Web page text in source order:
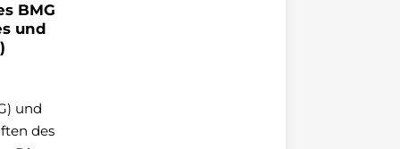
BMG
und
und
des